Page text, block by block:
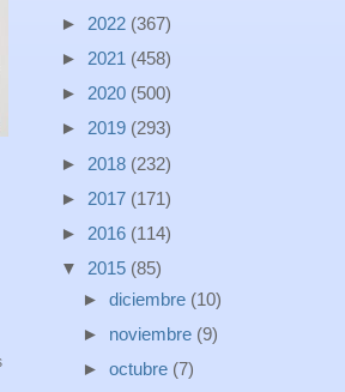
► 2022 (367)
► 2021 (458)
► 2020 (500)
► 2019 (293)
► 2018 (232)
► 2017 (171)
► 2016 (114)
▼ 2015 (85)
► diciembre (10)
► noviembre (9)
► octubre (7)